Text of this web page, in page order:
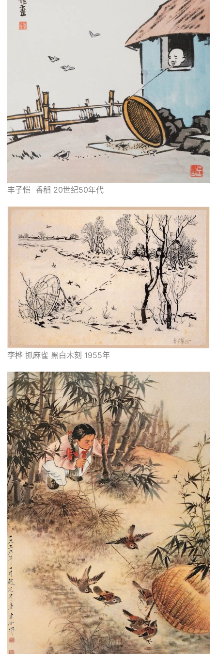
首
页
艺
坛
快
讯
书
法
征
稿
学
术
研
究
法
书
欣
赏
丰子恺  香稻 20世纪50年代
李桦 抓麻雀 黑白木刻 1955年